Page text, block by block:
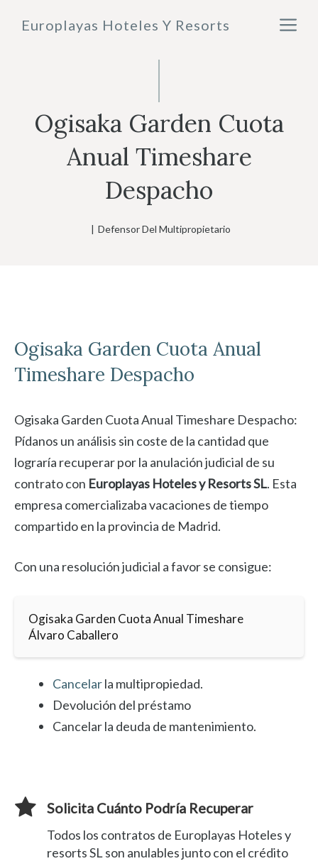
Europlayas Hoteles Y Resorts
Ogisaka Garden Cuota
Anual Timeshare
Despacho
| Defensor Del Multipropietario
Ogisaka Garden Cuota Anual
Timeshare Despacho
Ogisaka Garden Cuota Anual Timeshare Despacho:
Pídanos un análisis sin coste de la cantidad que
lograría recuperar por la anulación judicial de su
contrato con Europlayas Hoteles y Resorts SL. Esta
empresa comercializaba vacaciones de tiempo
compartido en la provincia de Madrid.
Con una resolución judicial a favor se consigue:
Ogisaka Garden Cuota Anual Timeshare
Álvaro Caballero
Cancelarla multipropiedad.
Devolución del préstamo
Cancelar la deuda de mantenimiento.
Solicita Cuánto Podría Recuperar
Todos los contratos de Europlayas Hoteles y
resorts SL son anulables junto con el crédito